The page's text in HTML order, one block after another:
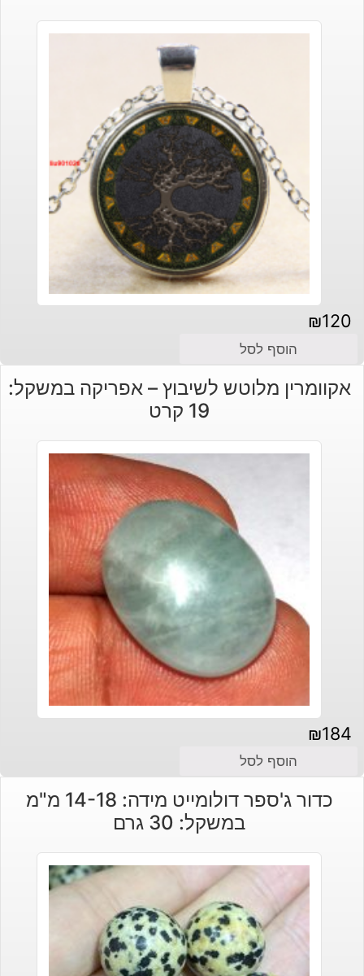
₪120
הוסף לסל
אקוומרין מלוטש לשיבוץ – אפריקה במשקל:
19 קרט
₪184
הוסף לסל
כדור ג'ספר דולומייט מידה: 14-18 מ"מ
במשקל: 30 גרם